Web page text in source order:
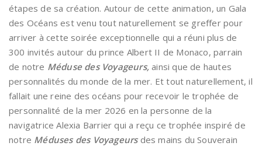
étapes de sa création. Autour de cette animation, un Gala
des Océans est venu tout naturellement se greffer pour
arriver à cette soirée exceptionnelle qui a réuni plus de
300 invités autour du prince Albert II de Monaco, parrain
de notre Méduse des Voyageurs, ainsi que de hautes
personnalités du monde de la mer. Et tout naturellement, il
fallait une reine des océans pour recevoir le trophée de
personnalité de la mer 2026 en la personne de la
navigatrice Alexia Barrier qui a reçu ce trophée inspiré de
notre Méduses des Voyageurs des mains du Souverain